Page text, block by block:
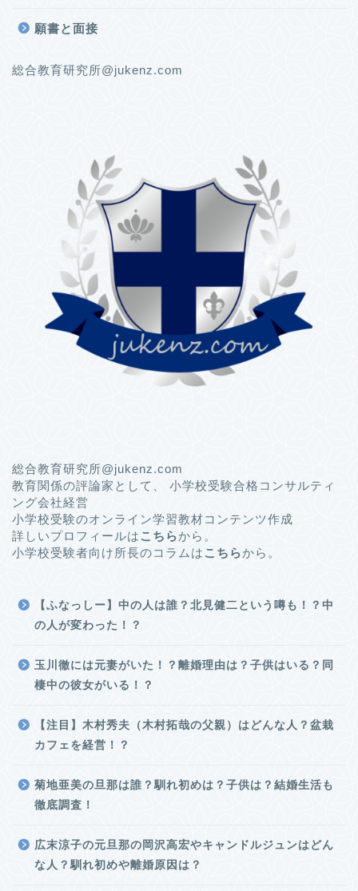
願書と面接
総合教育研究所@jukenz.com
総合教育研究所@jukenz.com
教育関係の評論家として、 小学校受験合格コンサルティ
ング会社経営
小学校受験のオンライン学習教材コンテンツ作成
詳しいプロフィールはこちらから。
小学校受験者向け所長のコラムはこちらから。
【ふなっしー】中の人は誰？北見健二という噂も！？中
の人が変わった！？
玉川徹には元妻がいた！？離婚理由は？子供はいる？同
棲中の彼女がいる！？
【注目】木村秀夫（木村拓哉の父親）はどんな人？盆栽
カフェを経営！？
菊地亜美の旦那は誰？馴れ初めは？子供は？結婚生活も
徹底調査！
広末涼子の元旦那の岡沢高宏やキャンドルジュンはどん
な人？馴れ初めや離婚原因は？